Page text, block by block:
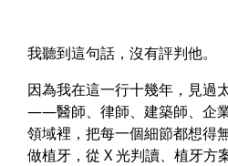
我聽到這句話，沒有評判他。
因為我在這一行十幾年，見過
——醫師、律師、建築師、企
領域裡，把每一個細節都想得
做植牙，從 X 光判讀、植牙方